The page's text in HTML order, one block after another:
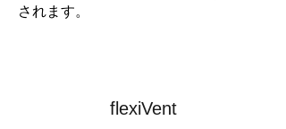
されます。
flexiVent